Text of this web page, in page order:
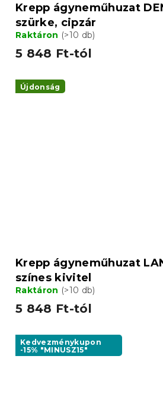
Krepp ágyneműhuzat
szürke, cipzár
Raktáron (>10 db)
5 848 Ft-tól
Újdonság
Krepp ágyneműhuzat
színes kivitel
Raktáron (>10 db)
5 848 Ft-tól
Kedvezménykupon
-15% "MINUSZ15"